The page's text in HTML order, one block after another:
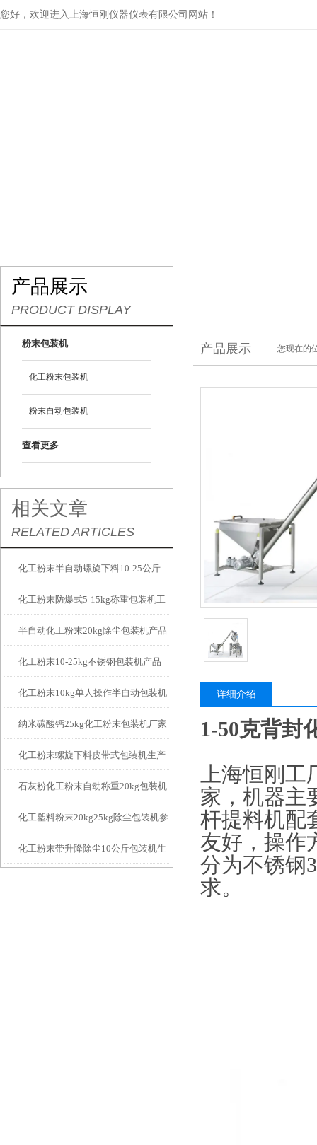
您好，欢迎进入上海恒刚仪器仪表有限公司网站！
产品展示
PRODUCT DISPLAY
粉末包装机
化工粉末包装机
粉末自动包装机
查看更多
相关文章
RELATED ARTICLES
化工粉末半自动螺旋下料10-25公斤
包装机计量精准
化工粉末防爆式5-15kg称重包装机工
厂生产
半自动化工粉末20kg除尘包装机产品
简介
化工粉末10-25kg不锈钢包装机产品
简介
化工粉末10kg单人操作半自动包装机
简介
纳米碳酸钙25kg化工粉末包装机厂家
化工粉末螺旋下料皮带式包装机生产
厂家
石灰粉化工粉末自动称重20kg包装机
厂家
化工塑料粉末20kg25kg除尘包装机参
数
化工粉末带升降除尘10公斤包装机生
产品展示 您现在的
详细介绍
1-50克背封
上海恒刚
家，机器主
杆提料机配
友好，操作
分为不锈钢
求。